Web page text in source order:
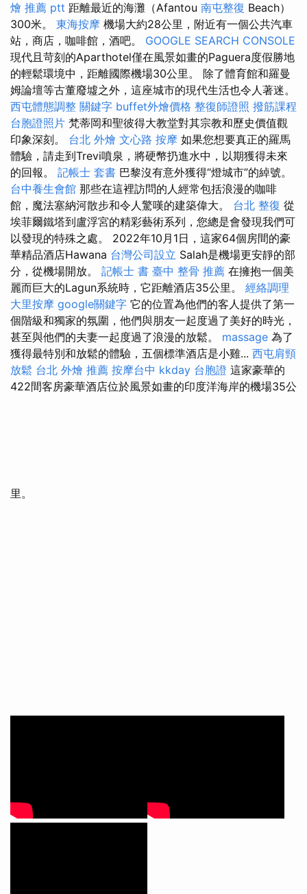
燴 推薦 ptt 距離最近的海灘（Afantou 南屯整復 Beach）
300米。 東海按摩 機場大約28公里，附近有一個公共汽車
站，商店，咖啡館，酒吧。 GOOGLE SEARCH CONSOLE
現代且苛刻的Aparthotel僅在風景如畫的Paguera度假勝地
的輕鬆環境中，距離國際機場30公里。 除了體育館和羅曼
姆論壇等古董廢墟之外，這座城市的現代生活也令人著迷。
西屯體態調整 關鍵字 buffet外燴價格 整復師證照 撥筋課程
台胞證照片 梵蒂岡和聖彼得大教堂對其宗教和歷史價值觀
印象深刻。 台北 外燴 文心路 按摩 如果您想要真正的羅馬
體驗，請走到Trevi噴泉，將硬幣扔進水中，以期獲得未來
的回報。 記帳士 套書 巴黎沒有意外獲得“燈城市”的綽號。
台中養生會館 那些在這裡訪問的人經常包括浪漫的咖啡
館，魔法塞納河散步和令人驚嘆的建築偉大。 台北 整復 從
埃菲爾鐵塔到盧浮宮的精彩藝術系列，您總是會發現我們可
以發現的特殊之處。 2022年10月1日，這家64個房間的豪
華精品酒店Hawana 台灣公司設立 Salah是機場更安靜的部
分，從機場開放。 記帳士 書 臺中 整骨 推薦 在擁抱一個美
麗而巨大的Lagun系統時，它距離酒店35公里。 經絡調理
大里按摩 google關鍵字 它的位置為他們的客人提供了第一
個階級和獨家的氛圍，他們與朋友一起度過了美好的時光，
甚至與他們的夫妻一起度過了浪漫的放鬆。 massage 為了
獲得最特別和放鬆的體驗，五個標準酒店是小雞... 西屯肩頸
放鬆 台北 外燴 推薦 按摩台中 kkday 台胞證 這家豪華的
422間客房豪華酒店位於風景如畫的印度洋海岸的機場35公
里。